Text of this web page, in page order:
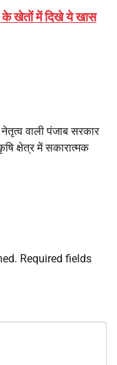
के खेतों में दिखे ये खास
वाली पंजाब सरकार
क्षेत्र में सकारात्मक
Required fields